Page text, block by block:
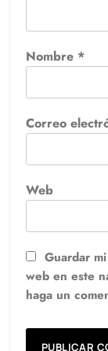
Nombre *
Correo
Web
Guardar
web en este
haga un